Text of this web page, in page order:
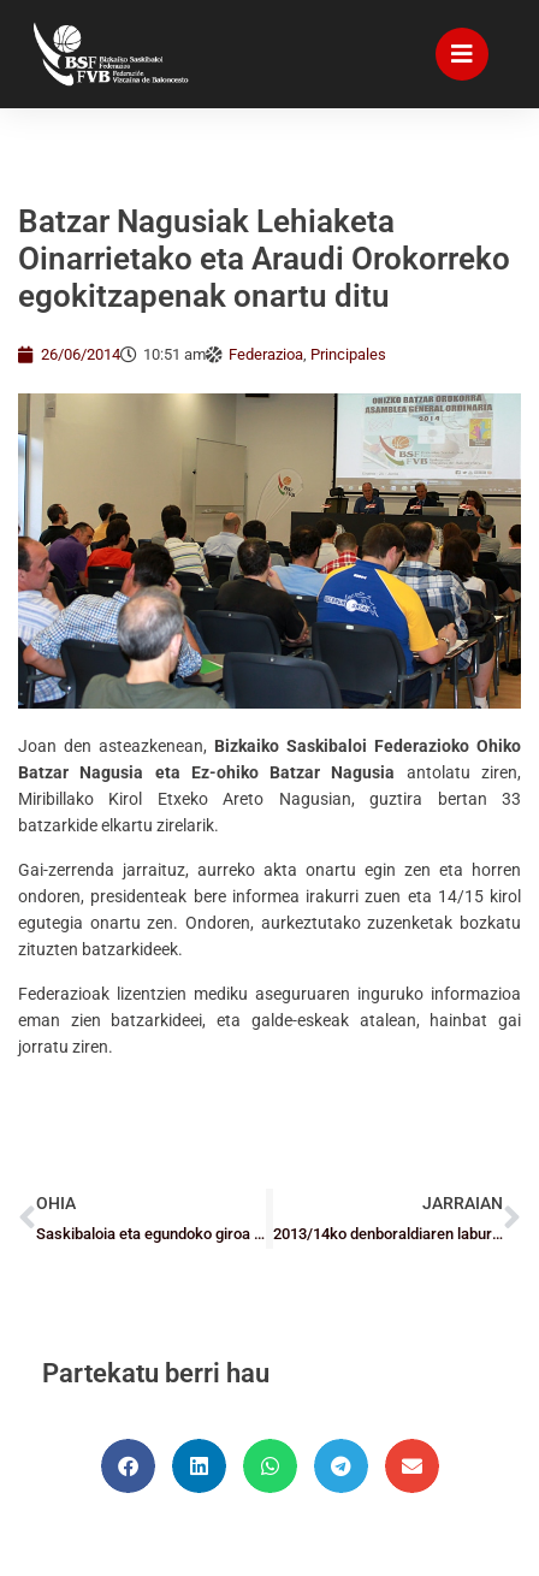
Batzar Nagusiak Lehiaketa
Oinarrietako eta Araudi Orokorreko
egokitzapenak onartu ditu
26/06/2014 10:51 am Federazioa, Principales
Joan den asteazkenean, Bizkaiko Saskibaloi Federazioko Ohiko
Batzar Nagusia eta Ez-ohiko Batzar Nagusia antolatu ziren,
Miribillako Kirol Etxeko Areto Nagusian, guztira bertan 33
batzarkide elkartu zirelarik.
Gai-zerrenda jarraituz, aurreko akta onartu egin zen eta horren
ondoren, presidenteak bere informea irakurri zuen eta 14/15 kirol
egutegia onartu zen. Ondoren, aurkeztutako zuzenketak bozkatu
zituzten batzarkideek.
Federazioak lizentzien mediku aseguruaren inguruko informazioa
eman zien batzarkideei, eta galde-eskeak atalean, hainbat gai
jorratu ziren.
OHIA
Saskibaloia eta egundoko giroa Getxoko Pro Tour 3×3-an
JARRAIAN
2013/14ko denboraldiaren laburpena
Partekatu berri hau